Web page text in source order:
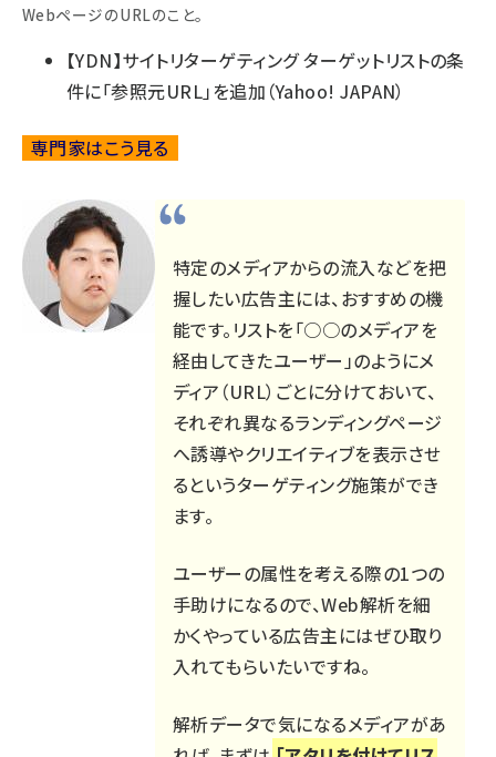
WebページのURLのこと。
【YDN】サイトリターゲティング ターゲットリストの条
件に「参照元URL」を追加 （Yahoo! JAPAN）
専門家はこう見る
特定のメディアからの流入などを把
握したい広告主には、おすすめの機
能です。リストを「○○のメディアを
経由してきたユーザー」のようにメ
ディア（URL）ごとに分けておいて、
それぞれ異なるランディングページ
へ誘導やクリエイティブを表示させ
るというターゲティング施策ができ
ます。
ユーザーの属性を考える際の1つの
手助けになるので、Web解析を細
かくやっている広告主にはぜひ取り
入れてもらいたいですね。
解析データで気になるメディアがあ